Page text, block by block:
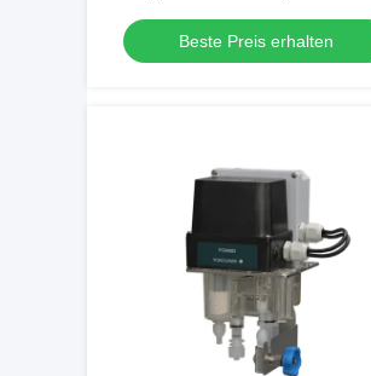
232C Digitalausgang Hohe
Empfindlichkeit und ausgezeichnete
Stabilität
Beste Preis erhalten